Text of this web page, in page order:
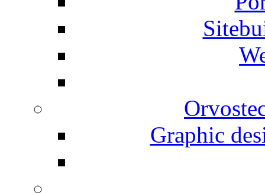
Graphic